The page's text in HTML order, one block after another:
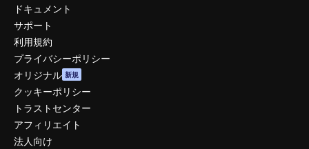
ドキュメント
サポート
利用規約
プライバシーポリシー
オリジナル 新規
クッキーポリシー
トラストセンター
アフィリエイト
法人向け